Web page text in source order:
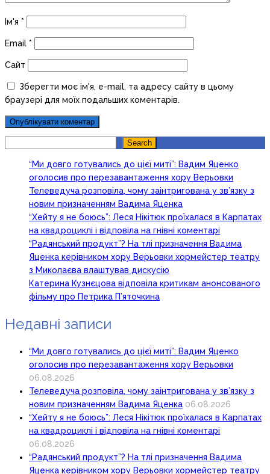
Ім'я *
Email *
Сайт
Зберегти моє ім'я, e-mail, та адресу сайту в цьому
браузері для моїх подальших коментарів.
Search
“Ми довго готувались до цієї миті”: Вадим Яценко
оголосив про перезавантаження хору Верьовки
Телеведуча розповіла, чому заінтригована у зв’язку з
новим призначенням Вадима Яценка
“Хейту я не боюсь”: Леся Нікітюк проїхалася в Карпатах
на квадроциклі і відповіла на гнівні коментарі
“Радянський продукт”? На тлі призначення Вадима
Яценка керівником хору Верьовки хормейстер театру
з Миколаєва влаштував дискусію
Катерина Кузнєцова відповіла критикам анонсованого
фільму про Петрика П’яточкина
Недавні записи
“Ми довго готувались до цієї миті”: Вадим Яценко
оголосив про перезавантаження хору Верьовки
06.08.2026
Телеведуча розповіла, чому заінтригована у зв’язку з
новим призначенням Вадима Яценка 06.08.2026
“Хейту я не боюсь”: Леся Нікітюк проїхалася в Карпатах
на квадроциклі і відповіла на гнівні коментарі
06.08.2026
“Радянський продукт”? На тлі призначення Вадима
Яценка керівником хору Верьовки хормейстер театру